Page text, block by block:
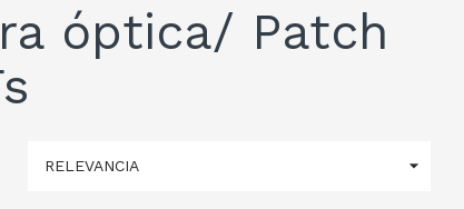
óptica/ Patch
RELEVANCIA 